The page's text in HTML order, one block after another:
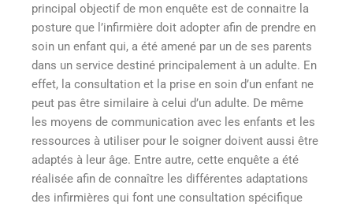
principal objectif de mon enquête est de connaitre la
posture que l’infirmière doit adopter afin de prendre en
soin un enfant qui, a été amené par un de ses parents
dans un service destiné principalement à un adulte. En
effet, la consultation et la prise en soin d’un enfant ne
peut pas être similaire à celui d’un adulte. De même
les moyens de communication avec les enfants et les
ressources à utiliser pour le soigner doivent aussi être
adaptés à leur âge. Entre autre, cette enquête a été
réalisée afin de connaître les différentes adaptations
des infirmières qui font une consultation spécifique